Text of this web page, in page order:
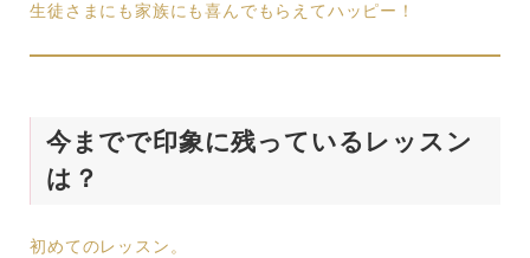
生徒さまにも家族にも喜んでもらえてハッピー！
今までで印象に残っているレッスン
は？
初めてのレッスン。